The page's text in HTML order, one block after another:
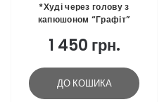
*Худі через голову з
капюшоном “Графіт”
1 450 грн.
ДО КОШИКА